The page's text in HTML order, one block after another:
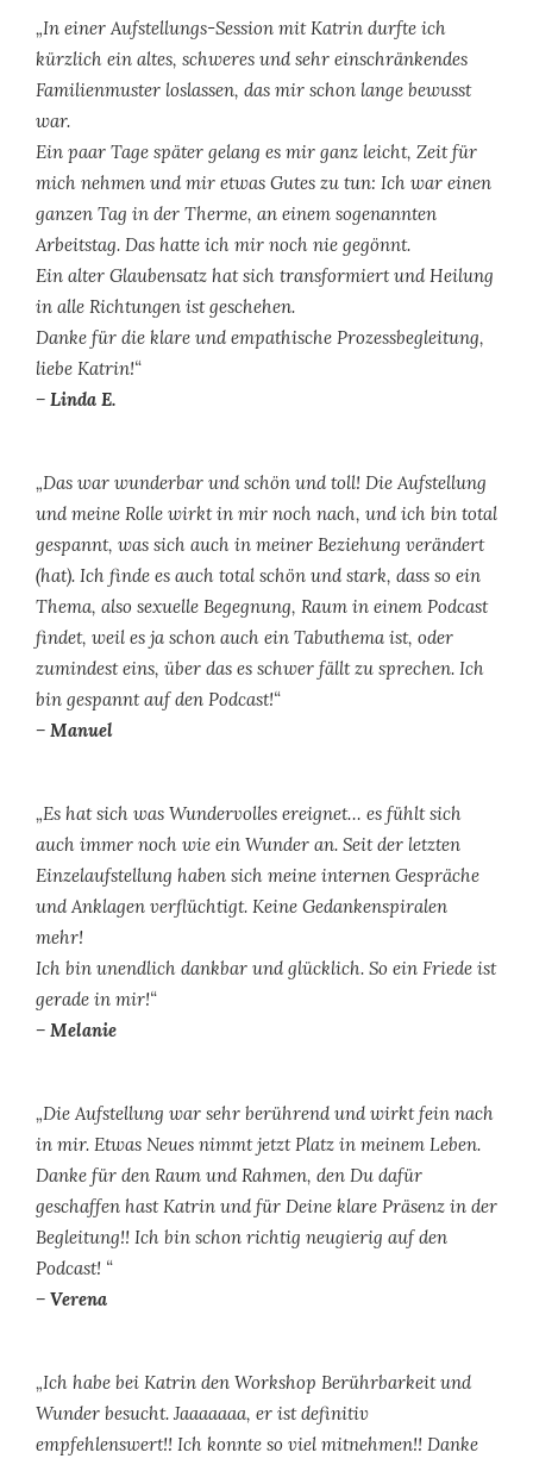
„In einer Aufstellungs-Session mit Katrin durfte ich
kürzlich ein altes, schweres und sehr einschränkendes
Familienmuster loslassen, das mir schon lange bewusst
war.
Ein paar Tage später gelang es mir ganz leicht, Zeit für
mich nehmen und mir etwas Gutes zu tun: Ich war einen
ganzen Tag in der Therme, an einem sogenannten
Arbeitstag. Das hatte ich mir noch nie gegönnt.
Ein alter Glaubensatz hat sich transformiert und Heilung
in alle Richtungen ist geschehen.
Danke für die klare und empathische Prozessbegleitung,
liebe Katrin!“
– Linda E.
„Das war wunderbar und schön und toll! Die Aufstellung
und meine Rolle wirkt in mir noch nach, und ich bin total
gespannt, was sich auch in meiner Beziehung verändert
(hat). Ich finde es auch total schön und stark, dass so ein
Thema, also sexuelle Begegnung, Raum in einem Podcast
findet, weil es ja schon auch ein Tabuthema ist, oder
zumindest eins, über das es schwer fällt zu sprechen. Ich
bin gespannt auf den Podcast!“
– Manuel
„Es hat sich was Wundervolles ereignet… es fühlt sich
auch immer noch wie ein Wunder an. Seit der letzten
Einzelaufstellung haben sich meine internen Gespräche
und Anklagen verflüchtigt. Keine Gedankenspiralen
mehr!
Ich bin unendlich dankbar und glücklich. So ein Friede ist
gerade in mir!“
– Melanie
„Die Aufstellung war sehr berührend und wirkt fein nach
in mir. Etwas Neues nimmt jetzt Platz in meinem Leben.
Danke für den Raum und Rahmen, den Du dafür
geschaffen hast Katrin und für Deine klare Präsenz in der
Begleitung!! Ich bin schon richtig neugierig auf den
Podcast! “
– Verena
„Ich habe bei Katrin den Workshop Berührbarkeit und
Wunder besucht. Jaaaaaaa, er ist definitiv
empfehlenswert!! Ich konnte so viel mitnehmen!! Danke